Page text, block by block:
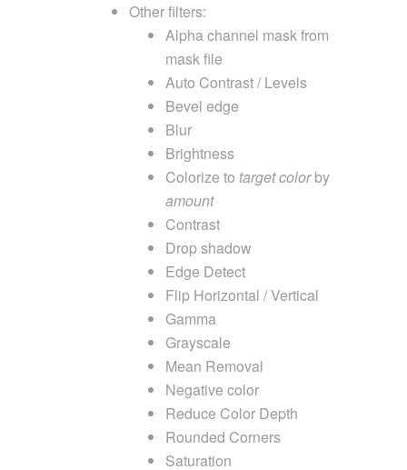
Other filters:
Alpha channel mask from
mask file
Auto Contrast / Levels
Bevel edge
Blur
Brightness
Colorize to target colorby
amount
Contrast
Drop shadow
Edge Detect
Flip Horizontal / Vertical
Gamma
Grayscale
Mean Removal
Negative color
Reduce Color Depth
Rounded Corners
Saturation